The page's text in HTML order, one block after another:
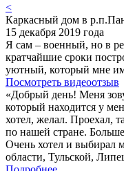
<
Каркасный дом в
15 декабря 2019 года
Я сам – военный, но в
кратчайшие сроки
уютный, который мне
Посмотреть видеоотзыв
«Добрый день! Меня
который находится у
хотел, желал. Проехал,
по нашей стране.
Очень хотел и выбирал
области, Тульской,